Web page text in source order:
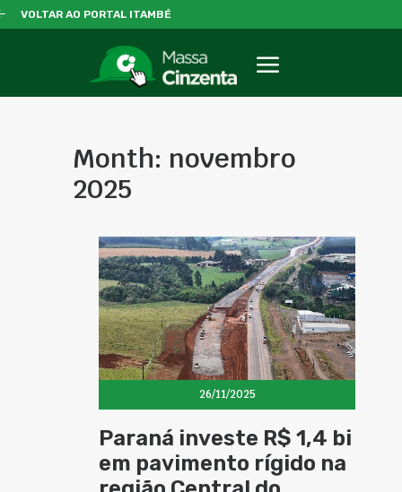
VOLTAR AO PORTAL ITAMBÉ
Month: novembro
2025
26/11/2025
Paraná investe R$ 1,4 bi
em pavimento rígido na